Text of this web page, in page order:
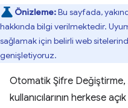
Önizleme:Bu sayfada,
hakkında bilgi verilmektedir.
sağlamak için belirli web
genişletiyoruz.
Otomatik Şifre
kullanıcılarının herkese